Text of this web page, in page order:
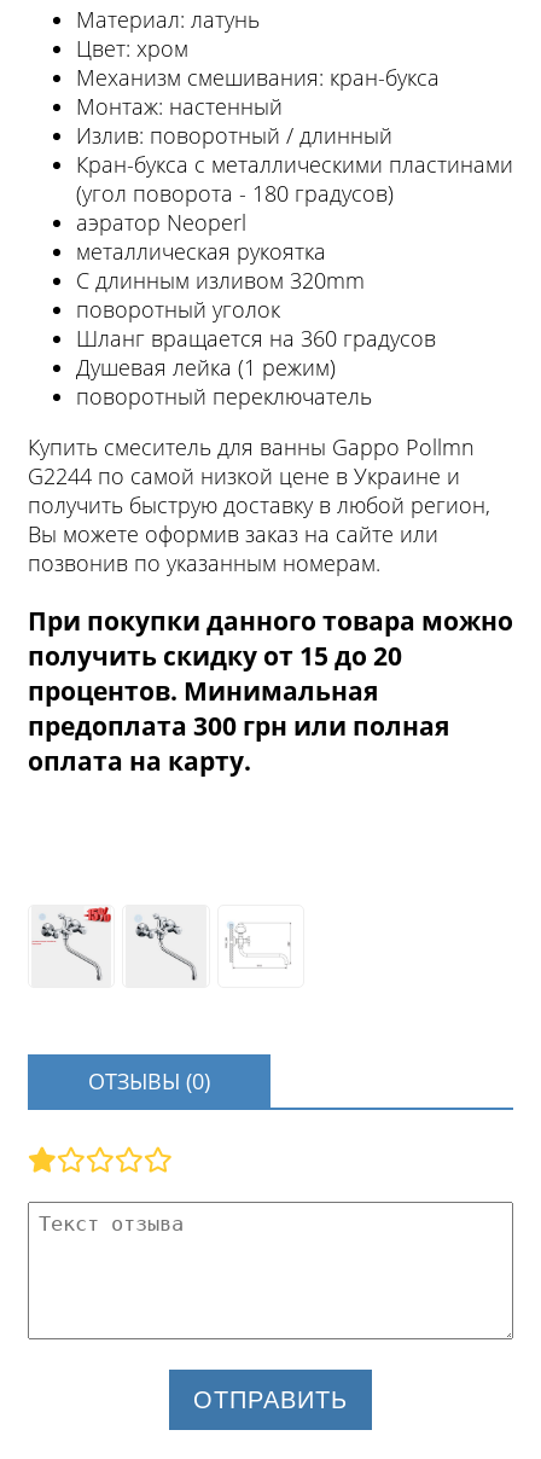
Материал: латунь
Цвет: хром
Механизм смешивания: кран-букса
Монтаж: настенный
Излив: поворотный / длинный
Кран-букса с металлическими пластинами
(угол поворота - 180 градусов)
аэратор Neoperl
металлическая рукоятка
С длинным изливом 320mm
поворотный уголок
Шланг вращается на 360 градусов
Душевая лейка (1 режим)
поворотный переключатель
Купить смеситель для ванны Gappo Pollmn
G2244 по самой низкой цене в Украине и
получить быструю доставку в любой регион,
Вы можете оформив заказ на сайте или
позвонив по указанным номерам.
При покупки данного товара можно
получить скидку от 15 до 20
процентов. Минимальная
предоплата 300 грн или полная
оплата на карту.
ОТЗЫВЫ (0)
ОТПРАВИТЬ